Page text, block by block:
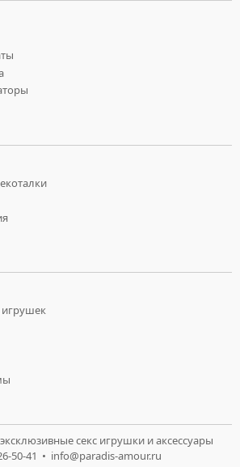
игрушек
секс игрушки и аксессуары
50-41 • info@paradis-amour.ru